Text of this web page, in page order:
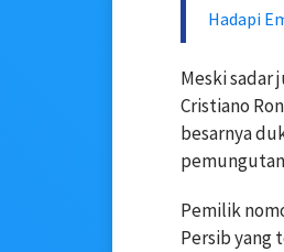
Hadapi
Meski sadar
Cristiano
besarnya
Pemilik
Persib yang